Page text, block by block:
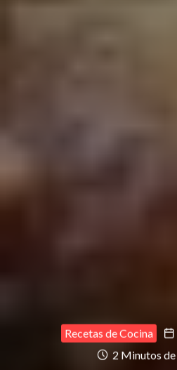
Recetas de Cocina
2 Minutos